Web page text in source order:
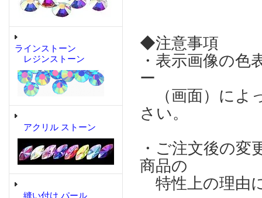
ラインストーン
レジンストーン
アクリル ストーン
縫い付け パール
◆注意事項
・表示画像の
ー
（画面）によ
さい。
・ご注文後の
商品の
特性上の理由